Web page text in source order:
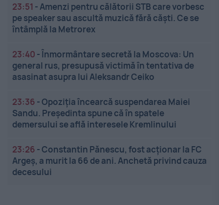
23:51 - Amenzi pentru călătorii STB care vorbesc
pe speaker sau ascultă muzică fără căști. Ce se
întâmplă la Metrorex
23:40 -Înmormântare secretă la Moscova: Un
general rus, presupusă victimă în tentativa de
asasinat asupra lui Aleksandr Ceiko
23:36 -Opoziția încearcă suspendarea Maiei
Sandu. Președinta spune că în spatele
demersului se află interesele Kremlinului
23:26 -Constantin Pănescu, fost acționar la FC
Argeș, a murit la 66 de ani. Anchetă privind cauza
decesului